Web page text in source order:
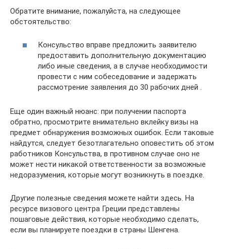
Обратите внимание, пожалуйста, на следующее
обстоятельство:
Консульство вправе предложить заявителю
предоставить дополнительную документацию
либо иные сведения, а в случае необходимости
провести с ним собеседование и задержать
рассмотрение заявления до 30 рабочих дней .
Еще один важный нюанс: при получении паспорта
обратно, просмотрите внимательно вклейку визы на
предмет обнаружения возможных ошибок. Если таковые
найдутся, следует безотлагательно оповестить об этом
работников Консульства, в противном случае оно не
может нести никакой ответственности за возможные
недоразумения, которые могут возникнуть в поездке.
Другие полезные сведения можете найти здесь. На
ресурсе визового центра Греции представлены
пошаговые действия, которые необходимо сделать,
если вы планируете поездки в страны Шенгена.